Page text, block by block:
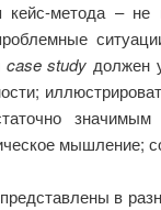
кейс-метода –
case study должен
мышление;
в